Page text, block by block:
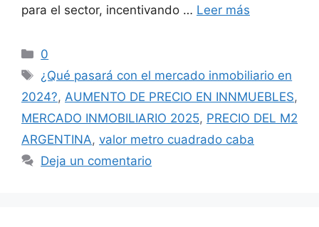
para el sector, incentivando … Leer más
Categorías
0
Etiquetas
¿Qué pasará con el mercado inmobiliario en
2024?, AUMENTO DE PRECIO EN INNMUEBLES,
MERCADO INMOBILIARIO 2025, PRECIO DEL M2
ARGENTINA, valor metro cuadrado caba
Deja un comentario